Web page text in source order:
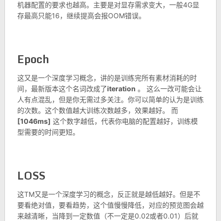
机器配置的要求也越高。主要是对显存需求变大，一般4G显
存最高只能16，继续提高会报OOM错误。
Epoch
这又是一个深度学习概念，讲的是训练完所有素材消耗的时
间，最新版本这个名词改成了iteration 。 这么一改可能会让
人有点混乱，但是你无需过多关注。你可以简单的认为是训练
的次数。这个数值越大训练次数越多，效果越好。 而
[1046ms] 这个数字越低，代表你电脑的配置越好，训练模
型需要的时间更短。
LOSS
这TM又是一个深度学习的概念，反正就是越低越好。但是不
要看绝对值，要看趋势，这个值慢慢降低，对应的预览图会越
来越清晰，当降到一定数值（不一定是0.02或者0.01）后就